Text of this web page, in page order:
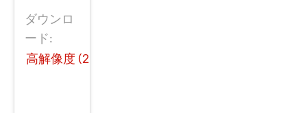
ダウンロ
ード:
高解像度 (205 KB)